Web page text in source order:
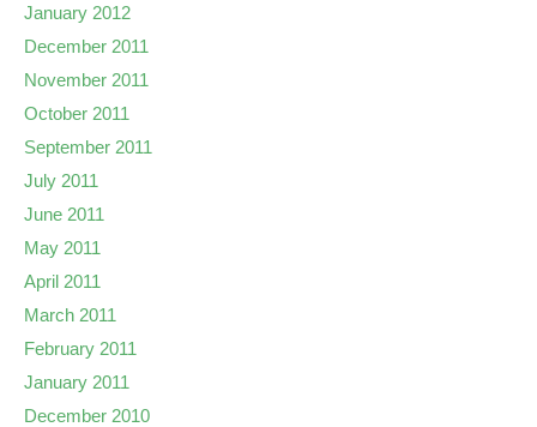
January 2012
December 2011
November 2011
October 2011
September 2011
July 2011
June 2011
May 2011
April 2011
March 2011
February 2011
January 2011
December 2010